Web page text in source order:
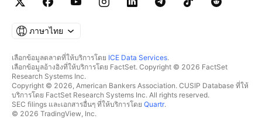
ภาษาไทย
เลือกข้อมูลตลาดที่ให้บริการโดย ICE Data Services.
เลือกข้อมูลอ้างอิงที่ให้บริการโดย FactSet. Copyright © 2026 FactSet
Research Systems Inc.
Copyright © 2026, American Bankers Association. CUSIP Database ที่ให้
บริการโดย FactSet Research Systems Inc. All rights reserved.
SEC filings และเอกสารอื่นๆ ที่ให้บริการโดย Quartr.
© 2026 TradingView, Inc.